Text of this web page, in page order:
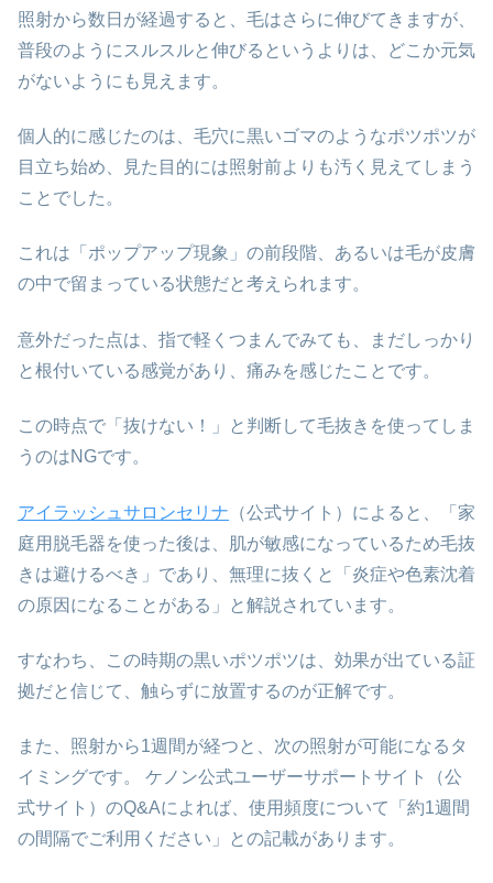
照射から数日が経過すると、毛はさらに伸びてきますが、
普段のようにスルスルと伸びるというよりは、どこか元気
がないようにも見えます。
個人的に感じたのは、毛穴に黒いゴマのようなポツポツが
目立ち始め、見た目的には照射前よりも汚く見えてしまう
ことでした。
これは「ポップアップ現象」の前段階、あるいは毛が皮膚
の中で留まっている状態だと考えられます。
意外だった点は、指で軽くつまんでみても、まだしっかり
と根付いている感覚があり、痛みを感じたことです。
この時点で「抜けない！」と判断して毛抜きを使ってしま
うのはNGです。
アイラッシュサロンセリナ （公式サイト）によると、「家
庭用脱毛器を使った後は、肌が敏感になっているため毛抜
きは避けるべき」であり、無理に抜くと「炎症や色素沈着
の原因になることがある」と解説されています。
すなわち、この時期の黒いポツポツは、効果が出ている証
拠だと信じて、触らずに放置するのが正解です。
また、照射から1週間が経つと、次の照射が可能になるタ
イミングです。 ケノン公式ユーザーサポートサイト（公
式サイト）のQ&Aによれば、使用頻度について「約1週間
の間隔でご利用ください」との記載があります。